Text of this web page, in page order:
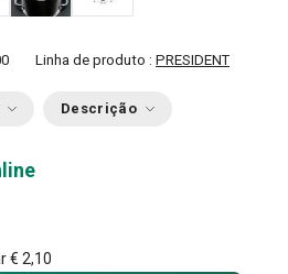
Linha de produto : PRESIDENT
Descrição
€ 2,10